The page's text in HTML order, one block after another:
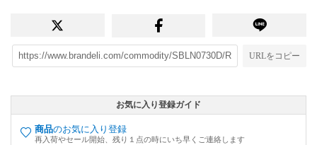
URLをコピー
お気に入り登録ガイド
商品のお気に入り登録
再入荷やセール開始、残り１点の時にいち早くご連絡します